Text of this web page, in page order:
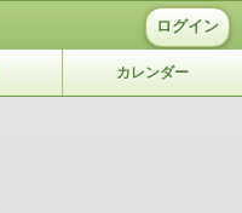
ログイン
カレンダー